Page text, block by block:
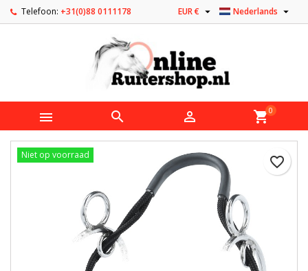
Telefoon: +31(0)88 0111178 Nederlands 
EUR € 
   shopping_cart0
favorite_border
Niet op voorraad